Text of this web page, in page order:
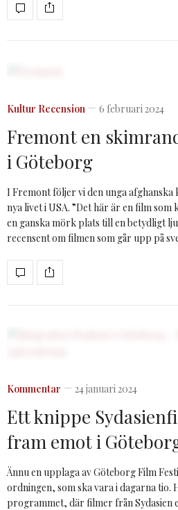
Kultur Recension 6 februari 2024
Fremont en
i Göteborg
I Fremont följer vi den unga afghanska
nya livet i USA. ”Det här är en film
en ganska mörk plats till en betydligt
recensent om filmen som går upp på
Kommentar 24 januari 2024
Ett knippe
fram emot i
Ännu en upplaga av Göteborg Film
ordningen, som ska vara i dagarna tio.
programmet, där filmer från Sydasien